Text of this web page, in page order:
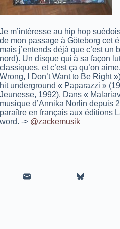
Je m’intéresse au hip hop
de mon passage à Göteborg cet
mais j’entends déjà que c’est
nord). Un disque qui à sa façon
classiques, et c’est ça qu’on
Wrong, I Don’t Want to Be Right
hit underground « Paparazzi »
Jeunesse, 1992). Dans «
musique d’Annika Norlin depuis
paraître en français aux éditions
word. -> @zackemusik